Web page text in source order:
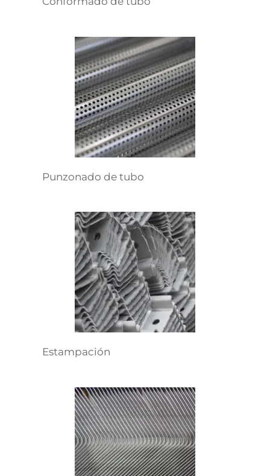
Punzonado de tubo
Estampación